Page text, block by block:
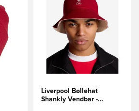
Liverpool Bøllehat
Shankly Vendbar -